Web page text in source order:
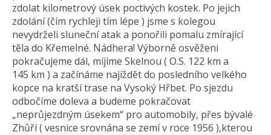
zdolat kilometrový úsek poctivých kostek. Po jejich
zdolání (čím rychleji tím lépe ) jsme s kolegou
nevydrželi sluneční atak a ponořili pomalu zmírající
těla do Křemelné. Nádhera! Výborně osvěženi
pokračujeme dál, míjíme Skelnou ( O.S. 122 km a
145 km ) a začínáme najíždět do posledního velkého
kopce na kratší trase na Vysoký Hřbet. Po sjezdu
odbočíme doleva a budeme pokračovat
„neprůjezdným úsekem“ pro automobily, přes bývalé
Zhůří ( vesnice srovnána se zemí v roce 1956 ),kterou